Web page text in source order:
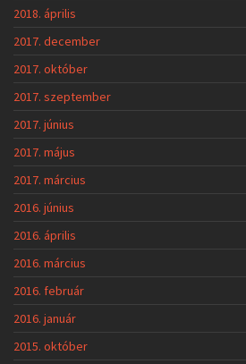
2018. április
2017. december
2017. október
2017. szeptember
2017. június
2017. május
2017. március
2016. június
2016. április
2016. március
2016. február
2016. január
2015. október